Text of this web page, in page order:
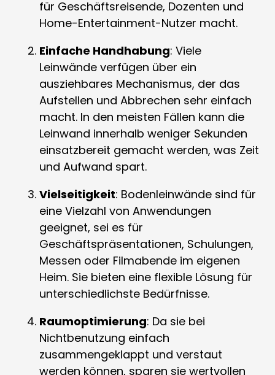
für Geschäftsreisende, Dozenten und
Home-Entertainment-Nutzer macht.
Einfache Handhabung: Viele
Leinwände verfügen über ein
ausziehbares Mechanismus, der das
Aufstellen und Abbrechen sehr einfach
macht. In den meisten Fällen kann die
Leinwand innerhalb weniger Sekunden
einsatzbereit gemacht werden, was Zeit
und Aufwand spart.
Vielseitigkeit: Bodenleinwände sind für
eine Vielzahl von Anwendungen
geeignet, sei es für
Geschäftspräsentationen, Schulungen,
Messen oder Filmabende im eigenen
Heim. Sie bieten eine flexible Lösung für
unterschiedlichste Bedürfnisse.
Raumoptimierung: Da sie bei
Nichtbenutzung einfach
zusammengeklappt und verstaut
werden können, sparen sie wertvollen